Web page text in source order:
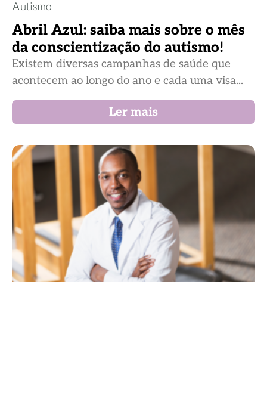
Autismo
Abril Azul: saiba mais sobre o mês
da conscientização do autismo!
Existem diversas campanhas de saúde que
acontecem ao longo do ano e cada uma visa...
Ler mais